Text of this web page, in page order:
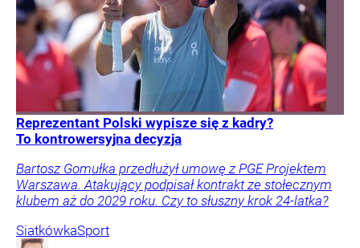
Reprezentant Polski wypisze się z kadry?
To kontrowersyjna decyzja
Bartosz Gomułka przedłużył umowę z PGE Projektem
Warszawa. Atakujący podpisał kontrakt ze stołecznym
klubem aż do 2029 roku. Czy to słuszny krok 24-latka?
SiatkówkaSport